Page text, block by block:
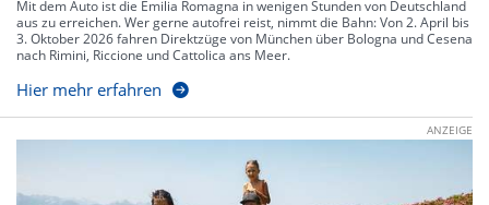
Mit dem Auto ist die Emilia Romagna in wenigen Stunden von Deutschland
aus zu erreichen. Wer gerne autofrei reist, nimmt die Bahn: Von 2. April bis
3. Oktober 2026 fahren Direktzüge von München über Bologna und Cesena
nach Rimini, Riccione und Cattolica ans Meer.
Hier mehr erfahren
ANZEIGE